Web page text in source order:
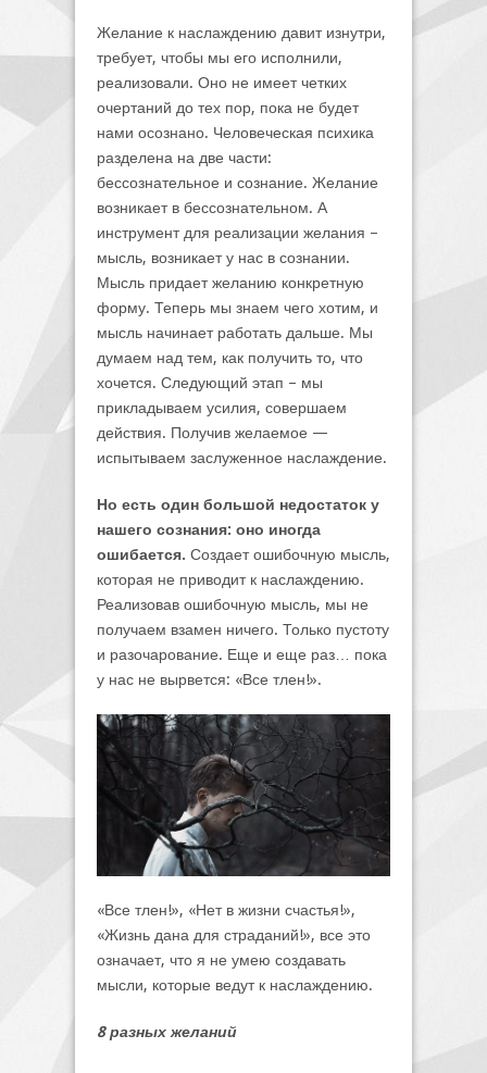
Желание к наслаждению давит изнутри,
требует, чтобы мы его исполнили,
реализовали. Оно не имеет четких
очертаний до тех пор, пока не будет
нами осознано. Человеческая психика
разделена на две части:
бессознательное и сознание. Желание
возникает в бессознательном. А
инструмент для реализации желания –
мысль, возникает у нас в сознании.
Мысль придает желанию конкретную
форму. Теперь мы знаем чего хотим, и
мысль начинает работать дальше. Мы
думаем над тем, как получить то, что
хочется. Следующий этап – мы
прикладываем усилия, совершаем
действия. Получив желаемое —
испытываем заслуженное наслаждение.
Но есть один большой недостаток у
нашего сознания: оно иногда
ошибается. Создает ошибочную мысль,
которая не приводит к наслаждению.
Реализовав ошибочную мысль, мы не
получаем взамен ничего. Только пустоту
и разочарование. Еще и еще раз… пока
у нас не вырвется: «Все тлен!».
«Все тлен!», «Нет в жизни счастья!»,
«Жизнь дана для страданий!», все это
означает, что я не умею создавать
мысли, которые ведут к наслаждению.
8 разных желаний